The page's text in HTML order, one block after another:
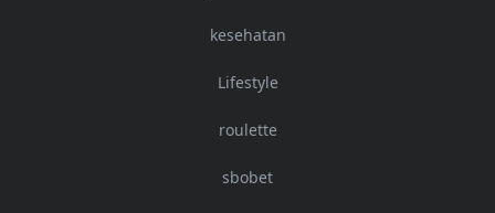
kesehatan
Lifestyle
roulette
sbobet